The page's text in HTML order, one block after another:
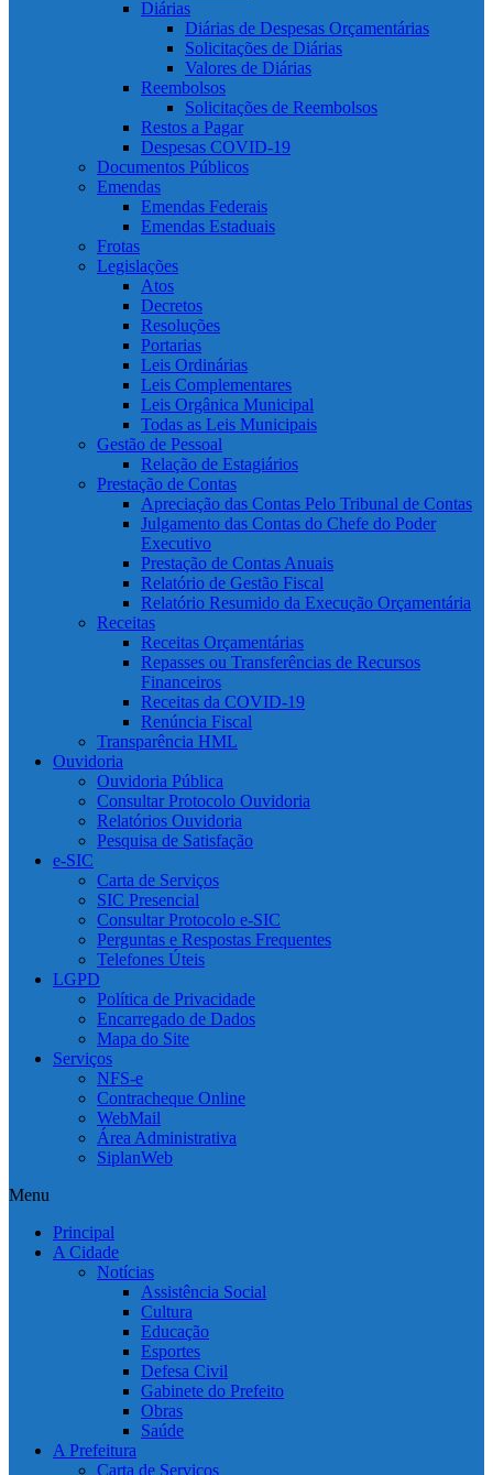
Diárias
Diárias de Despesas Orçamentárias
Solicitações de Diárias
Valores de Diárias
Reembolsos
Solicitações de Reembolsos
Restos a Pagar
Despesas COVID-19
Documentos Públicos
Emendas
Emendas Federais
Emendas Estaduais
Frotas
Legislações
Atos
Decretos
Resoluções
Portarias
Leis Ordinárias
Leis Complementares
Leis Orgânica Municipal
Todas as Leis Municipais
Gestão de Pessoal
Relação de Estagiários
Prestação de Contas
Apreciação das Contas Pelo Tribunal de Contas
Julgamento das Contas do Chefe do Poder
Executivo
Prestação de Contas Anuais
Relatório de Gestão Fiscal
Relatório Resumido da Execução Orçamentária
Receitas
Receitas Orçamentárias
Repasses ou Transferências de Recursos
Financeiros
Receitas da COVID-19
Renúncia Fiscal
Transparência HML
Ouvidoria
Ouvidoria Pública
Consultar Protocolo Ouvidoria
Relatórios Ouvidoria
Pesquisa de Satisfação
e-SIC
Carta de Serviços
SIC Presencial
Consultar Protocolo e-SIC
Perguntas e Respostas Frequentes
Telefones Úteis
LGPD
Política de Privacidade
Encarregado de Dados
Mapa do Site
Serviços
NFS-e
Contracheque Online
WebMail
Área Administrativa
SiplanWeb
Menu
Principal
A Cidade
Notícias
Assistência Social
Cultura
Educação
Esportes
Defesa Civil
Gabinete do Prefeito
Obras
Saúde
A Prefeitura
Carta de Serviços